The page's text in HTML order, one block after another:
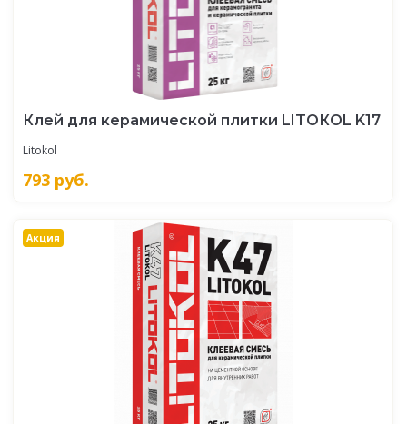
Клей для керамической плитки LITOКOL K17
Litokol
793 руб.
Акция